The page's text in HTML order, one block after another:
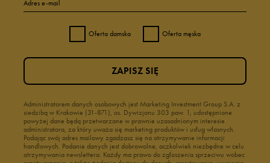
Adres e-mail
Oferta damska Oferta męska
Administratorem danych osobowych jest Marketing Investment Group S.A. z
siedzibą w Krakowie (31-871), os. Dywizjonu 303 paw. 1, udostępnione
powyżej dane będą przetwarzane w prawnie uzasadnionym interesie
administratora, za który uważa się marketing produktów i usług własnych.
Podając swój adres mailowy zgadzasz się na otrzymywanie informacji
handlowych. Podanie danych jest dobrowolne, aczkolwiek niezbędne w celu
otrzymywania newslettera. Każdy ma prawo do zgłoszenia sprzeciwu wobec
ZAPISZ SIĘ